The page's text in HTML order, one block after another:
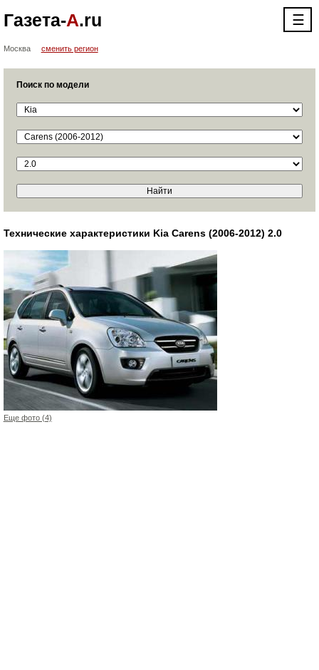
Газета-А.ru ☰
Москва сменить регион
Поиск по модели
Технические характеристики Kia Carens (2006-2012) 2.0
Еще фото (4)